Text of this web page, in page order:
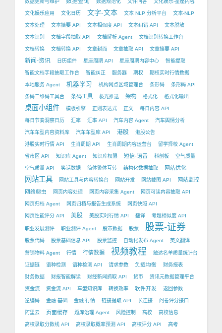
数据更新与维护 数据规范化 文件问答 文化娱乐-星座内容
文化娱乐应用 文化日历 文字-文本 文本 NLP 分析平台 文本-NLP
文本处理 文本摘要 API 文本相似度 API 文本纠错 API 文本脱敏
文本识别 文档字段抽取 API 文档解析 Agent 文档识别转换工作台
文档转换 文档转换 API 文章封面 文章抽取 API 文章摘要 API
新闻-资讯 日历组件 星座周期 API 星座周期内容中心 智能提取
智能文档字段抽取工作台 智能纠正 服务器 期权 期权实时行情数据
本地服务 Agent 机器学习 机构网点区域管理台 条形码 条形码 API
条码二维码工具台 条码工具 极光推送 架构 格式化 格式化输出
桌面小组件 模板引擎 正则表达式 正文 每日内容 API
每日节奏洞察日历 汇率 汇率 API 汽车内容 Agent 汽车舆情分析
汽车车型内容资料库 汽车车型库 API 港股 港股公告
港股实时行情 API 生肖周期 API 生肖周期内容运营台 留学择校 Agent
省市区 API 知识库 Agent 知识库权限 短信-语音 科创板 空气质量
空气质量 API 笑话数据 简体繁体互转 结构化数据抽取 网站优化
网站工具 网站工具与内容转换台 网站开发 网站截图 API
网站监控
网络爬虫
网页内容处理 网页内容采集 Agent 网页可读内容抽取 API
网页归档 Agent 网页归档与报告生成系统 网页快照 API
网页性能评分 API 美股 美股实时行情 API 翻译 考题相似度 API
职业发展测评 职业测评 Agent 股市数据 股票 股票-证券
股票代码 股票基础信息 API 股票监控 自动化发布 Agent 英文翻译
营销物料 Agent 行情 行情数据 视频教程 触达名单质量统计台
证据链 语种检测 语种检测 API 请求参数 负载均衡 财务报表
财务数据 财报智能解读 财经新闻抓取 API 货币 资讯元数据管理平台
资金流 资金流 API 车型知识库 转换效率 软件开发 返回参数
逆编码 金融-基础 金融-行情 链接提取 API 长连接 问卷评分接口
阿里云 页面缓存 题库治理 Agent 风险控制 高校 高校信息
高校录取分数线 API 高校录取概率预测 API 高校评分 API 高考